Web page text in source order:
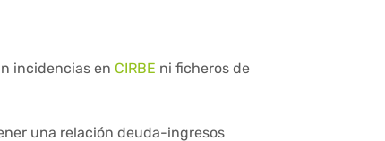
incidencias en CIRBE ni ficheros de
una relación deuda-ingresos